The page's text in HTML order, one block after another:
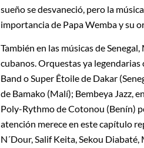
sueño se desvaneció, pero la
importancia de Papa Wemba y su
También en las músicas de
cubanos. Orquestas ya
Band o Super Êtoile de Dakar
de Bamako (Malí); Bembeya Jazz,
Poly-Rythmo de Cotonou (Benín)
atención merece en este capítulo
N´Dour, Salif Keita, Sekou